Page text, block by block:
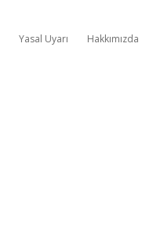
Yasal Uyarı Hakkımızda